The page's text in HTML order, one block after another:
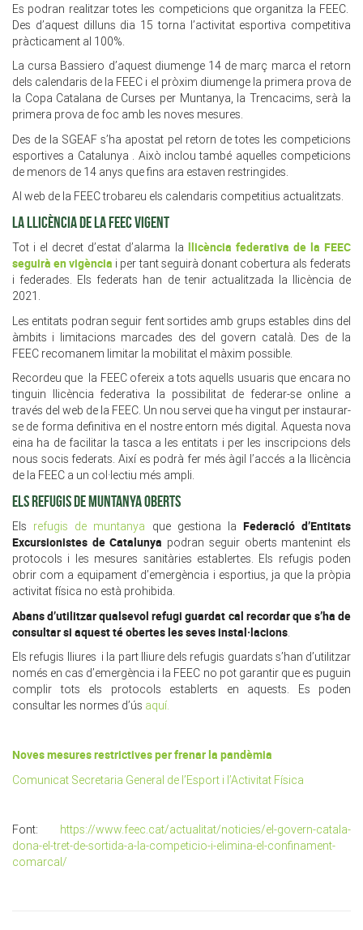
Es podran realitzar totes les competicions que organitza la FEEC.
Des d’aquest dilluns dia 15 torna l’activitat esportiva competitiva
pràcticament al 100%.
La cursa Bassiero d’aquest diumenge 14 de març marca el retorn
dels calendaris de la FEEC i el pròxim diumenge la primera prova de
la Copa Catalana de Curses per Muntanya, la Trencacims, serà la
primera prova de foc amb les noves mesures.
Des de la SGEAF s’ha apostat pel retorn de totes les competicions
esportives a Catalunya . Això inclou també aquelles competicions
de menors de 14 anys que fins ara estaven restringides.
Al web de la FEEC trobareu els calendaris competitius actualitzats.
LA LLICÈNCIA DE LA FEEC VIGENT
Tot i el decret d’estat d’alarma la llicència federativa de la FEEC
seguirà en vigència i per tant seguirà donant cobertura als federats
i federades. Els federats han de tenir actualitzada la llicència de
2021.
Les entitats podran seguir fent sortides amb grups estables dins del
àmbits i limitacions marcades des del govern català. Des de la
FEEC recomanem limitar la mobilitat el màxim possible.
Recordeu que la FEEC ofereix a tots aquells usuaris que encara no
tinguin llicència federativa la possibilitat de federar-se online a
través del web de la FEEC. Un nou servei que ha vingut per instaurar-
se de forma definitiva en el nostre entorn més digital. Aquesta nova
eina ha de facilitar la tasca a les entitats i per les inscripcions dels
nous socis federats. Així es podrà fer més àgil l’accés a la llicència
de la FEEC a un col·lectiu més ampli.
ELS REFUGIS DE MUNTANYA OBERTS
Els refugis de muntanya que gestiona la Federació d’Entitats
Excursionistes de Catalunya podran seguir oberts mantenint els
protocols i les mesures sanitàries establertes. Els refugis poden
obrir com a equipament d’emergència i esportius, ja que la pròpia
activitat física no està prohibida.
Abans d’utilitzar qualsevol refugi guardat cal recordar que s’ha de
consultar si aquest té obertes les seves instal·lacions
Els refugis lliures i la part lliure dels refugis guardats s’han d’utilitzar
només en cas d’emergència i la FEEC no pot garantir que es puguin
complir tots els protocols establerts en aquests. Es poden
consultar les normes d’ús aquí.
Noves mesures restrictives per frenar la pandèmia
Comunicat Secretaria General de l’Esport i l’Activitat Física
Font: https://www.feec.cat/actualitat/noticies/el-govern-catala-
dona-el-tret-de-sortida-a-la-competicio-i-elimina-el-confinament-
comarcal/